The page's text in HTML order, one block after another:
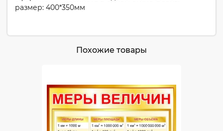
размер: 400*350мм
Похожие товары